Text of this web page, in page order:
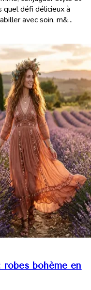
défi délicieux à
avec soin, m&...
bohème en